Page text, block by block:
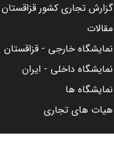
گزارش تجاری کشور قزاقستان
مقالات
نمایشگاه خارجی - قزاقستان
نمایشگاه داخلی - ایران
نمایشگاه ها
هیات های تجاری